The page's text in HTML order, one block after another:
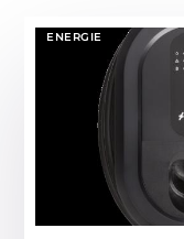
ENERGIE